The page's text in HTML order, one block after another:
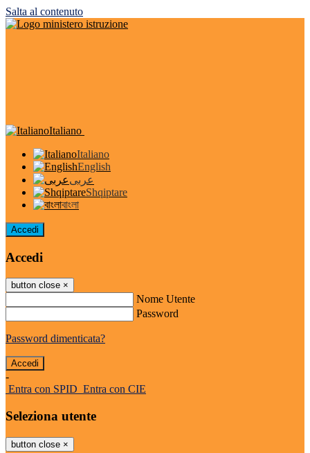
Salta al contenuto
Italiano
Italiano
English
عربى
Shqiptare
বাংলা
Accedi
Accedi
button close ×
Nome Utente
Password
Password dimenticata?
-
Entra con SPID Entra con CIE
Seleziona utente
button close ×